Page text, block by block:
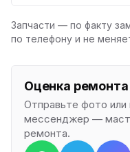
Запчасти — по факту
по телефону и не
Оценка
Отправьте фото или
мессенджер —
ремонта.